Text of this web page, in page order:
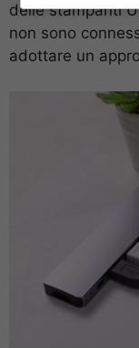
delle stampanti
non sono
adottare un